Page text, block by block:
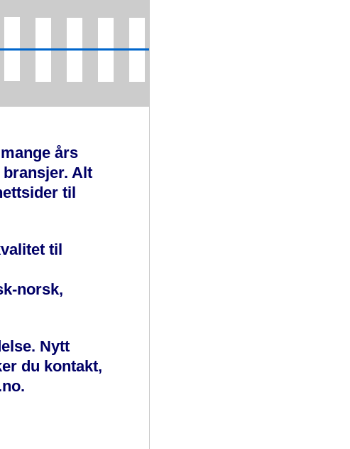
års
Alt
til
til
norsk,
Nytt
du kontakt,